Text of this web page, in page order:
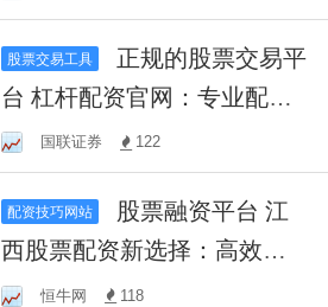
作把握市场机遇
股票交易工具
台 杠杆配资官网：专业配资
服务，助力投资者实现财富
增值梦想！
国联证券 122
配资技巧网站
西股票配资新选择：高效融
资，助力投资者把握市场机
恒牛网 118